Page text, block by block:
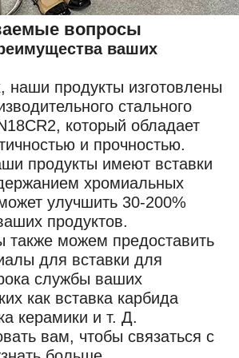
вопросы
ваших
наши продукты изготовлены
стального
который обладает
и прочностью.
продукты имеют вставки
хромиальных
улучшить 30-200%
продуктов.
также можем предоставить
для вставки для
службы ваших
как вставка карбида
керамики и т. Д.
вам, чтобы связаться с